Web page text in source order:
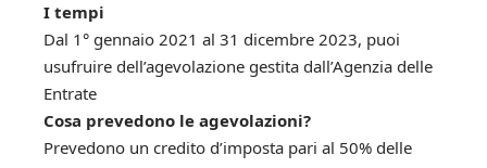
I tempi
Dal 1° gennaio 2021 al 31 dicembre 2023, puoi
usufruire dell’agevolazione gestita dall’Agenzia delle
Entrate
Cosa prevedono le agevolazioni?
Prevedono un credito d’imposta pari al 50% delle